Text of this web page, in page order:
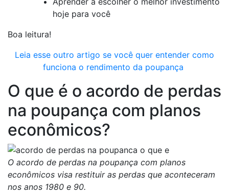
hoje para você
Boa leitura!
Leia esse outro artigo se você quer entender como
funciona o rendimento da poupança
O que é o acordo de perdas
na poupança com planos
econômicos?
O acordo de perdas na poupança com planos
econômicos visa restituir as perdas que aconteceram
nos anos 1980 e 90.